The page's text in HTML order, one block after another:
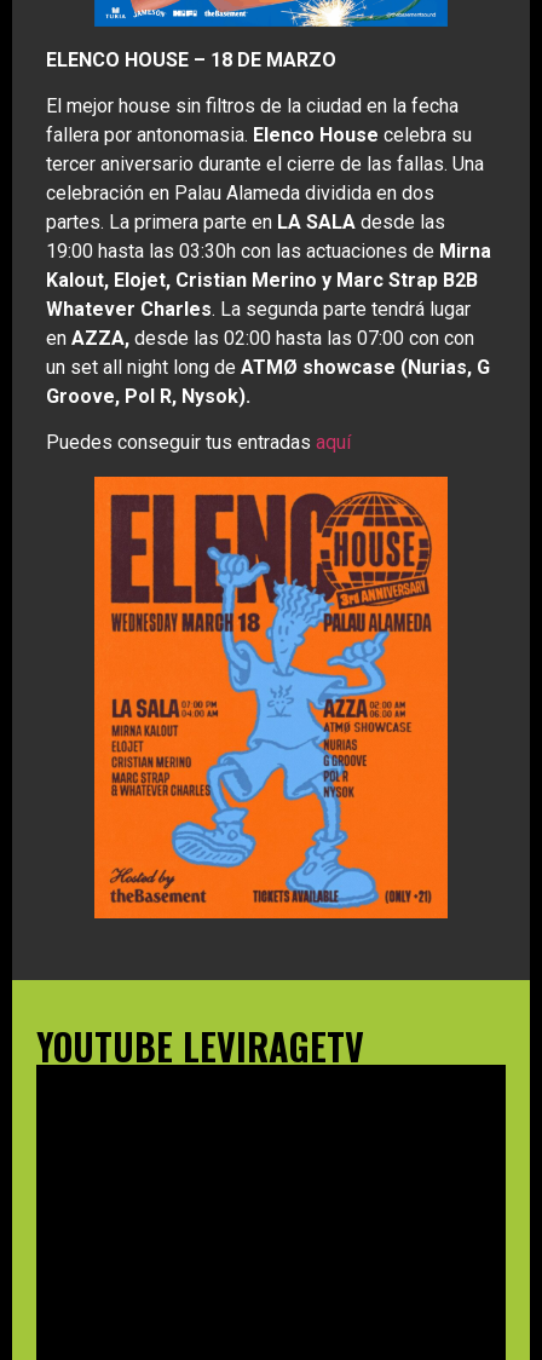
ELENCO HOUSE – 18 DE MARZO
El mejor house sin filtros de la ciudad en la fecha
fallera por antonomasia. Elenco House celebra su
tercer aniversario durante el cierre de las fallas. Una
celebración en Palau Alameda dividida en dos
partes. La primera parte en LA SALA desde las
19:00 hasta las 03:30h con las actuaciones de Mirna
Kalout, Elojet, Cristian Merino y Marc Strap B2B
Whatever Charles. La segunda parte tendrá lugar
en AZZA, desde las 02:00 hasta las 07:00 con con
un set all night long de ATMØ showcase (Nurias, G
Groove, Pol R, Nysok).
Puedes conseguir tus entradas aquí
YOUTUBE LEVIRAGETV